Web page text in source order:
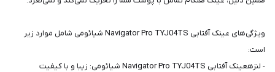
ویژگی‌های عینک آفتابی Navigator Pro TYJ04TS شیائومی شامل موارد زیر
است:
- لنزهعینک آفتابی Navigator Pro TYJ04TS شیائومی: زیبا و با کیفیت